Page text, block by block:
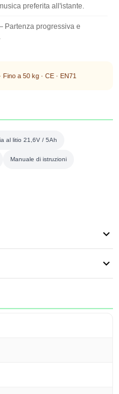
preferita all'istante.
Partenza progressiva e
a 50 kg · CE · EN71
al litio 21,6V / 5Ah
Manuale di istruzioni